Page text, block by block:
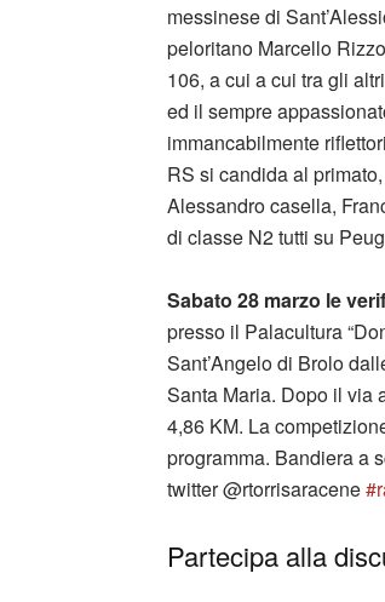
messinese di
peloritano Marcello
106, a cui a cui tra gli
ed il sempre
immancabilmente
RS si candida al
Alessandro casella,
di classe N2 tutti su
Sabato 28 marzo le
presso il Palacultura
Sant’Angelo di Brolo
Santa Maria. Dopo il via
4,86 KM. La
programma. Bandiera a
twitter @rtorrisaracene
Partecipa alla